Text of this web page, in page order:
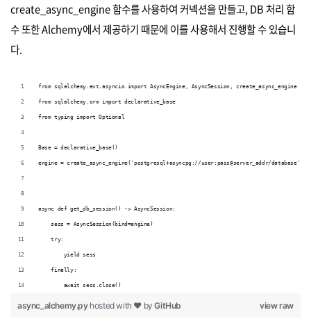
create_async_engine 함수를 사용하여 커넥션을 만들고, DB 처리 함
수 또한 Alchemy에서 제공하기 때문에 이를 사용해서 진행할 수 있습니
다.
from sqlalchemy.ext.asyncio import AsyncEngine, AsyncSession, create_async_engine
from sqlalchemy.orm import declarative_base
from typing import Optional
Base = declarative_base()
engine = create_async_engine('postgresql+asyncpg://user:pass@server_addr/database',
async def get_db_session() -> AsyncSession:
    sess = AsyncSession(bind=engine)
    try:
        yield sess
    finally:
        await sess.close()
view raw
async_alchemy.py hosted with ❤ byGitHub